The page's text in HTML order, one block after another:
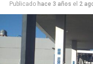
Publicado hace 3 años el 2